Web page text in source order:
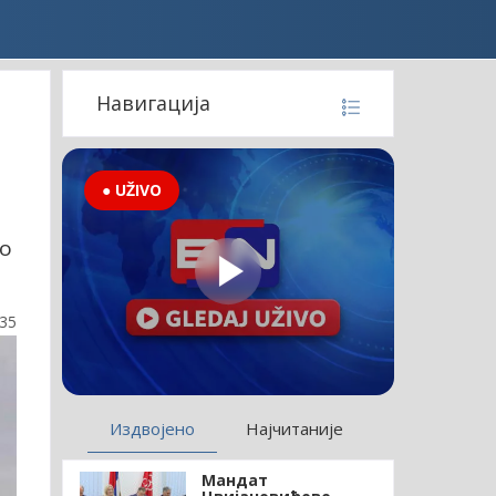
Навигација
● UŽIVO
Издвојено Најчитаније
Мандат